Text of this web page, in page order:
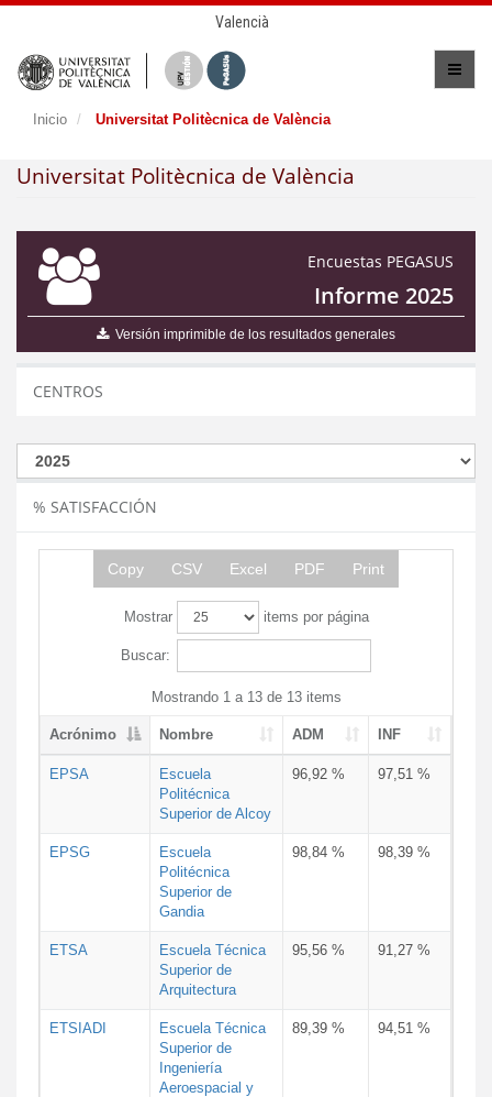
Valencià
Inicio Universitat Politècnica de València
Universitat Politècnica de València
Encuestas PEGASUS
Informe 2025
Versión imprimible de los resultados generales
CENTROS
% SATISFACCIÓN
Copy CSV Excel PDF Print
Mostrar items por página
Buscar:
Mostrando 1 a 13 de 13 items
Acrónimo Nombre ADM INF
EPSA
Escuela
Politécnica
Superior de Alcoy
96,92 % 97,51 %
EPSG
Escuela
Politécnica
Superior de
Gandia
98,84 % 98,39 %
ETSA
Escuela Técnica
Superior de
Arquitectura
95,56 % 91,27 %
ETSIADI
Escuela Técnica
Superior de
Ingeniería
Aeroespacial y
89,39 % 94,51 %